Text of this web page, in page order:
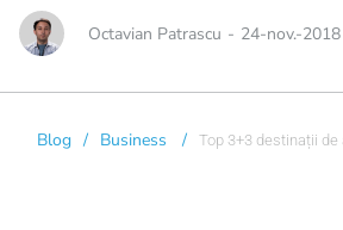
Octavian Patrascu - 24-nov.-2018
Blog / Business / Top 3+3 destinații de